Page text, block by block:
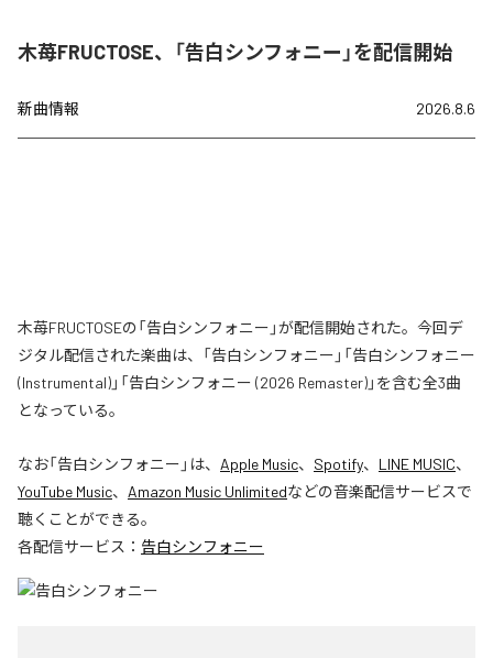
木苺FRUCTOSE、「告白シンフォニー」を配信開始
新曲情報 2026.8.6
木苺FRUCTOSEの「告白シンフォニー」が配信開始された。今回デ
ジタル配信された楽曲は、「告白シンフォニー」「告白シンフォニー
(Instrumental)」「告白シンフォニー (2026 Remaster)」を含む全3曲
となっている。
なお「告白シンフォニー 」は、 Apple Music、 Spotify、 LINE MUSIC、
YouTube Music、 Amazon Music Unlimitedなどの音楽配信サービスで
聴くことができる。
各配信サービス： 告白シンフォニー